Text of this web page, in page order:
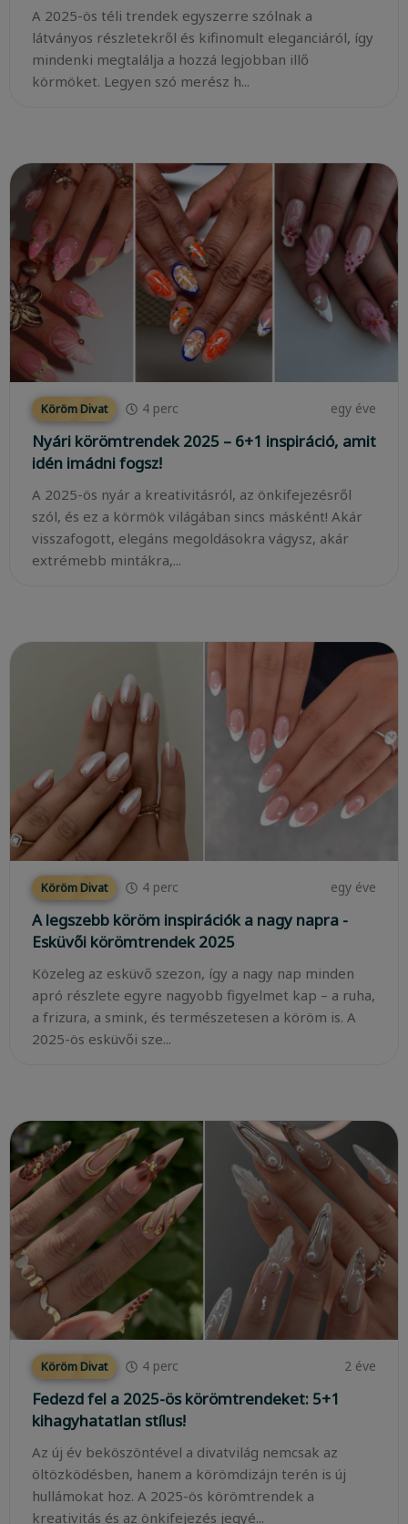
A 2025-ös téli trendek egyszerre szólnak a
látványos részletekről és kifinomult eleganciáról, így
mindenki megtalálja a hozzá legjobban illő
körmöket. Legyen szó merész h...
Köröm Divat 4 perc egy éve
Nyári körömtrendek 2025 – 6+1 inspiráció, amit
idén imádni fogsz!
A 2025-ös nyár a kreativitásról, az önkifejezésről
szól, és ez a körmök világában sincs másként! Akár
visszafogott, elegáns megoldásokra vágysz, akár
extrémebb mintákra,...
Köröm Divat 4 perc egy éve
A legszebb köröm inspirációk a nagy napra -
Esküvői körömtrendek 2025
Közeleg az esküvő szezon, így a nagy nap minden
apró részlete egyre nagyobb figyelmet kap – a ruha,
a frizura, a smink, és természetesen a köröm is. A
2025-ös esküvői sze...
Köröm Divat 4 perc 2 éve
Fedezd fel a 2025-ös körömtrendeket: 5+1
kihagyhatatlan stílus!
Az új év beköszöntével a divatvilág nemcsak az
öltözködésben, hanem a körömdizájn terén is új
hullámokat hoz. A 2025-ös körömtrendek a
kreativitás és az önkifejezés jegyé...